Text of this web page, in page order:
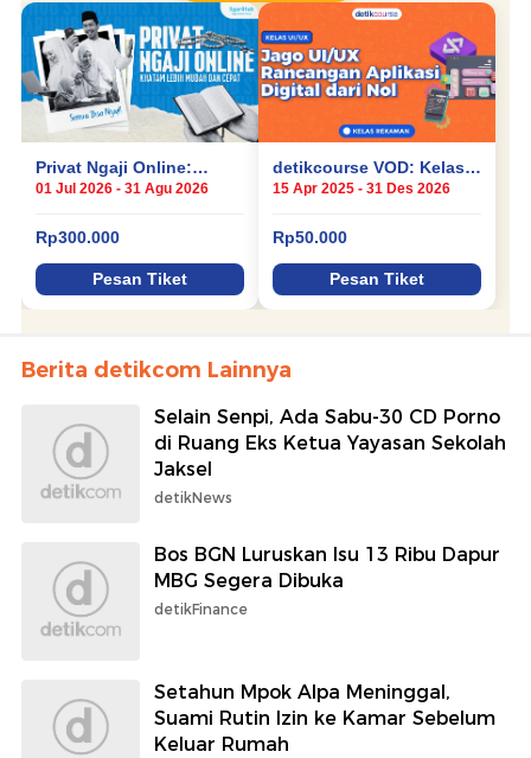
Berita detikcom Lainnya
Selain Senpi, Ada Sabu-30 CD Porno
di Ruang Eks Ketua Yayasan Sekolah
Jaksel
detikNews
Bos BGN Luruskan Isu 13 Ribu Dapur
MBG Segera Dibuka
detikFinance
Setahun Mpok Alpa Meninggal,
Suami Rutin Izin ke Kamar Sebelum
Keluar Rumah